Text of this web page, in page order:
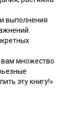
выполнения
вам множество
эту книгу!»